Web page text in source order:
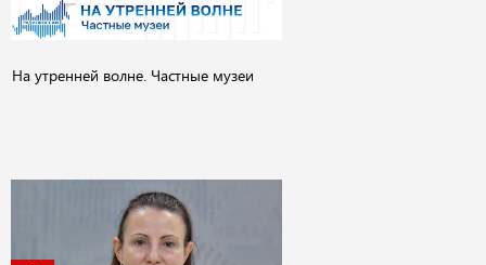
На утренней волне. Частные музеи